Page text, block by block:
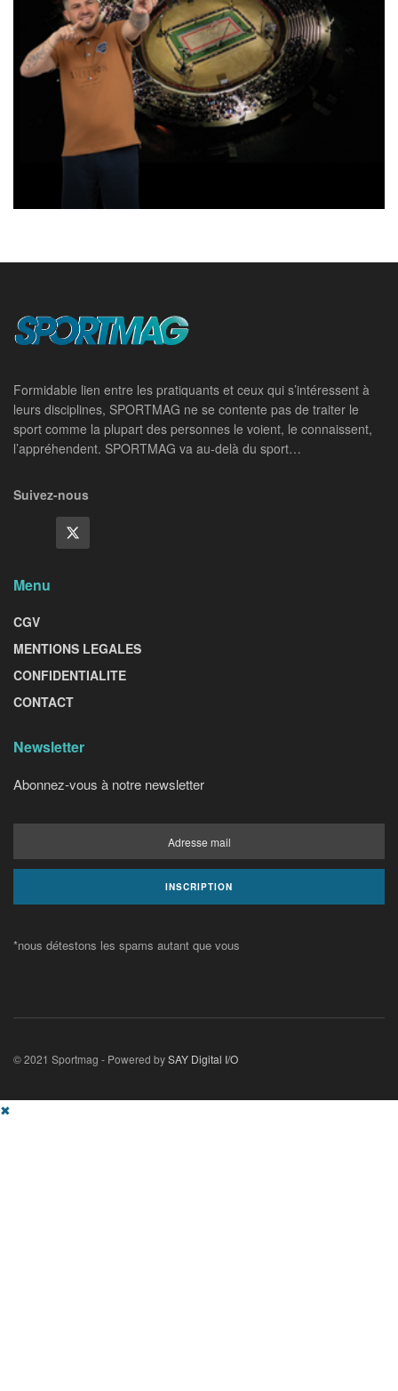
Formidable lien entre les pratiquants et ceux qui s’intéressent à
leurs disciplines, SPORTMAG ne se contente pas de traiter le
sport comme la plupart des personnes le voient, le connaissent,
l’appréhendent. SPORTMAG va au-delà du sport…
Suivez-nous
Menu
CGV
MENTIONS LEGALES
CONFIDENTIALITE
CONTACT
Newsletter
Abonnez-vous à notre newsletter
*nous détestons les spams autant que vous
© 2021 Sportmag - Powered bySAY Digital I/O
✖